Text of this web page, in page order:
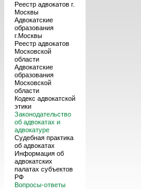
Реестр адвокатов г.
Москвы
Адвокатские
образования
г.Москвы
Реестр адвокатов
Московской
области
Адвокатские
образования
Московской
области
Кодекс адвокатской
этики
Законодательство
об адвокатах и
адвокатуре
Судебная практика
об адвокатах
Информация об
адвокатских
палатах субъектов
РФ
Вопросы-ответы